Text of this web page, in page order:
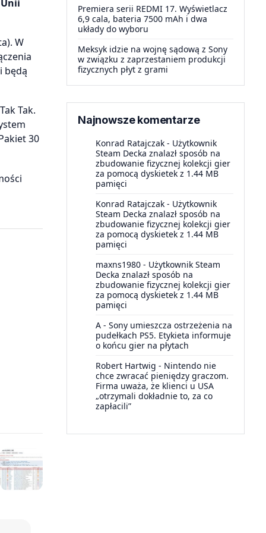
W
będą
Tak.
30
Premiera serii REDMI 17. Wyświetlacz
6,9 cala, bateria 7500 mAh i dwa
układy do wyboru
Meksyk idzie na wojnę sądową z Sony
w związku z zaprzestaniem produkcji
fizycznych płyt z grami
Najnowsze komentarze
Konrad Ratajczak - Użytkownik
Steam Decka znalazł sposób na
zbudowanie fizycznej kolekcji gier
za pomocą dyskietek z 1.44 MB
pamięci
Konrad Ratajczak - Użytkownik
Steam Decka znalazł sposób na
zbudowanie fizycznej kolekcji gier
za pomocą dyskietek z 1.44 MB
pamięci
maxns1980 - Użytkownik Steam
Decka znalazł sposób na
zbudowanie fizycznej kolekcji gier
za pomocą dyskietek z 1.44 MB
pamięci
A - Sony umieszcza ostrzeżenia na
pudełkach PS5. Etykieta informuje
o końcu gier na płytach
Robert Hartwig - Nintendo nie
chce zwracać pieniędzy graczom.
Firma uważa, że klienci u USA
„otrzymali dokładnie to, za co
zapłacili”